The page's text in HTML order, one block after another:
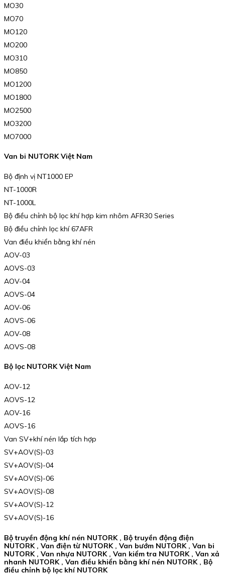
MO30
MO70
MO120
MO200
MO310
MO850
MO1200
MO1800
MO2500
MO3200
MO7000
Van bi NUTORK Việt Nam
Bộ định vị NT1000 EP
NT-1000R
NT-1000L
Bộ điều chỉnh bộ lọc khí hợp kim nhôm AFR30 Series
Bộ điều chỉnh lọc khí 67AFR
Van điều khiển bằng khí nén
AOV-03
AOVS-03
AOV-04
AOVS-04
AOV-06
AOVS-06
AOV-08
AOVS-08
Bộ lọc NUTORK Việt Nam
AOV-12
AOVS-12
AOV-16
AOVS-16
Van SV+khí nén lắp tích hợp
SV+AOV(S)-03
SV+AOV(S)-04
SV+AOV(S)-06
SV+AOV(S)-08
SV+AOV(S)-12
SV+AOV(S)-16
Bộ truyền động khí nén NUTORK , Bộ truyền động điện
NUTORK , Van điện từ NUTORK , Van bướm NUTORK , Van bi
NUTORK , Van nhựa NUTORK , Van kiểm tra NUTORK , Van xả
nhanh NUTORK , Van điều khiển bằng khí nén NUTORK , Bộ
điều chỉnh bộ lọc khí NUTORK